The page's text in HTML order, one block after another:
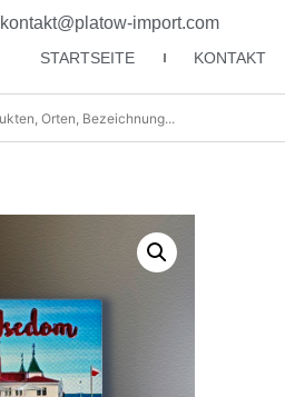
kontakt@platow-import.com
STARTSEITE KONTAKT